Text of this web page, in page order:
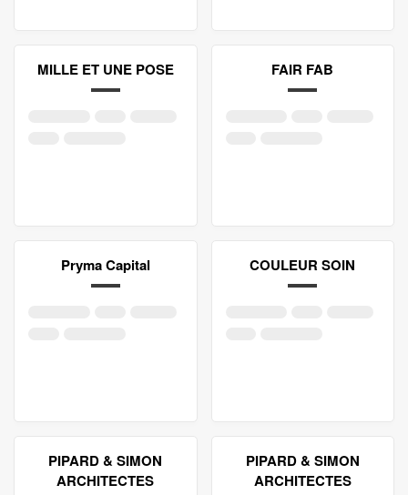
MILLE ET UNE POSE FAIR FAB
Pryma Capital COULEUR SOIN
PIPARD & SIMON
ARCHITECTES
PIPARD & SIMON
ARCHITECTES